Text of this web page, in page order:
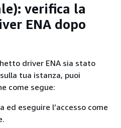
verifica la
ENA dopo
driver ENA sia stato
tua istanza, puoi
come segue:
ed eseguire l’accesso come